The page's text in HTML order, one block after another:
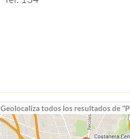
Geolocaliza todos los resultados de